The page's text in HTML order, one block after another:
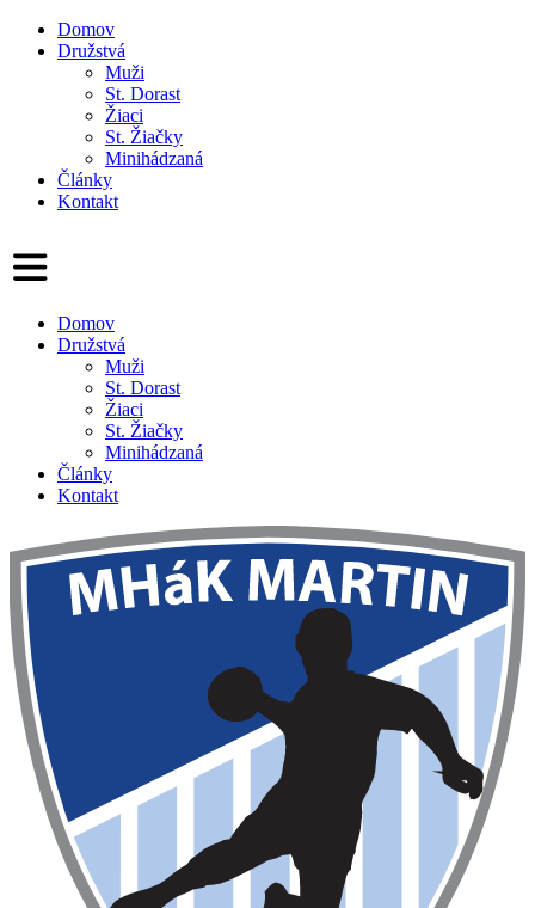
Domov
Družstvá
Muži
St. Dorast
Žiaci
St. Žiačky
Minihádzaná
Články
Kontakt
Domov
Družstvá
Muži
St. Dorast
Žiaci
St. Žiačky
Minihádzaná
Články
Kontakt